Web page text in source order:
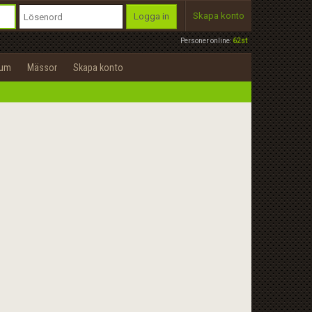
Personer online:62st
Logga in Skapa konto
Mässor Skapa konto